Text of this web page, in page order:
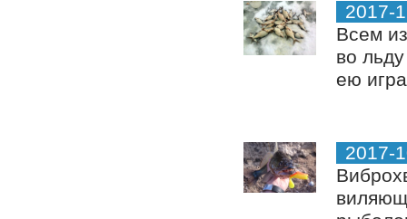
2017-
Всем
во
ею
2017-